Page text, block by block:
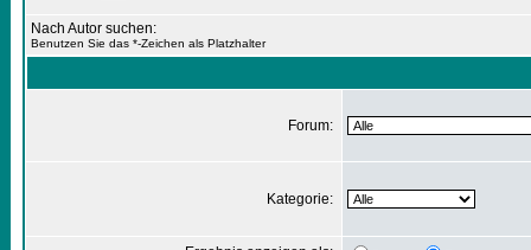
Nach Autor suchen:
Benutzen Sie das *-Zeichen als Platzhalter
Forum:
Kategorie: